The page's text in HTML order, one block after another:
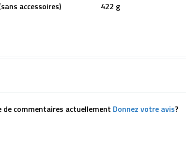
accessoires) 422 g
de commentaires actuellement Donnez votre avis?